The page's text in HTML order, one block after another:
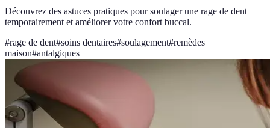
Découvrez des astuces pratiques pour soulager une rage de dent
temporairement et améliorer votre confort buccal.
#rage de dent#soins dentaires#soulagement#remèdes
maison#antalgiques